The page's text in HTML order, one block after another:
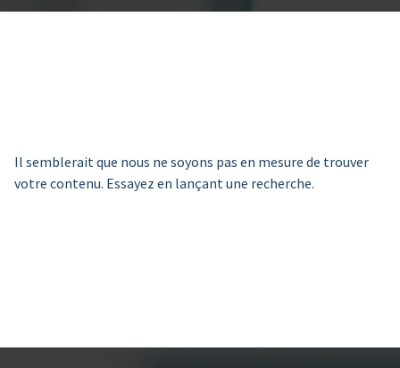
Il semblerait que nous ne soyons pas en mesure de trouver
votre contenu. Essayez en lançant une recherche.